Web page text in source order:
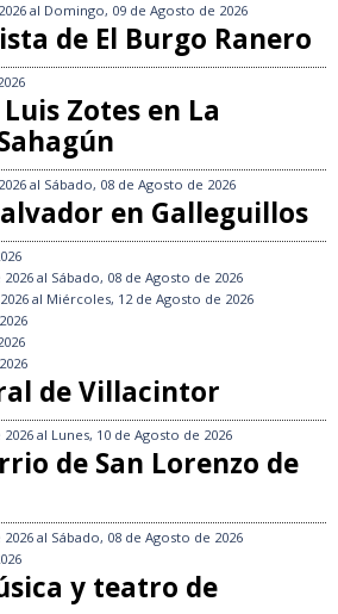
al Domingo, 09 de Agosto de 2026
de El Burgo Ranero
Zotes en La
al Sábado, 08 de Agosto de 2026
en Galleguillos
al Sábado, 08 de Agosto de 2026
al Miércoles, 12 de Agosto de 2026
de Villacintor
al Lunes, 10 de Agosto de 2026
de San Lorenzo de
al Sábado, 08 de Agosto de 2026
y teatro de